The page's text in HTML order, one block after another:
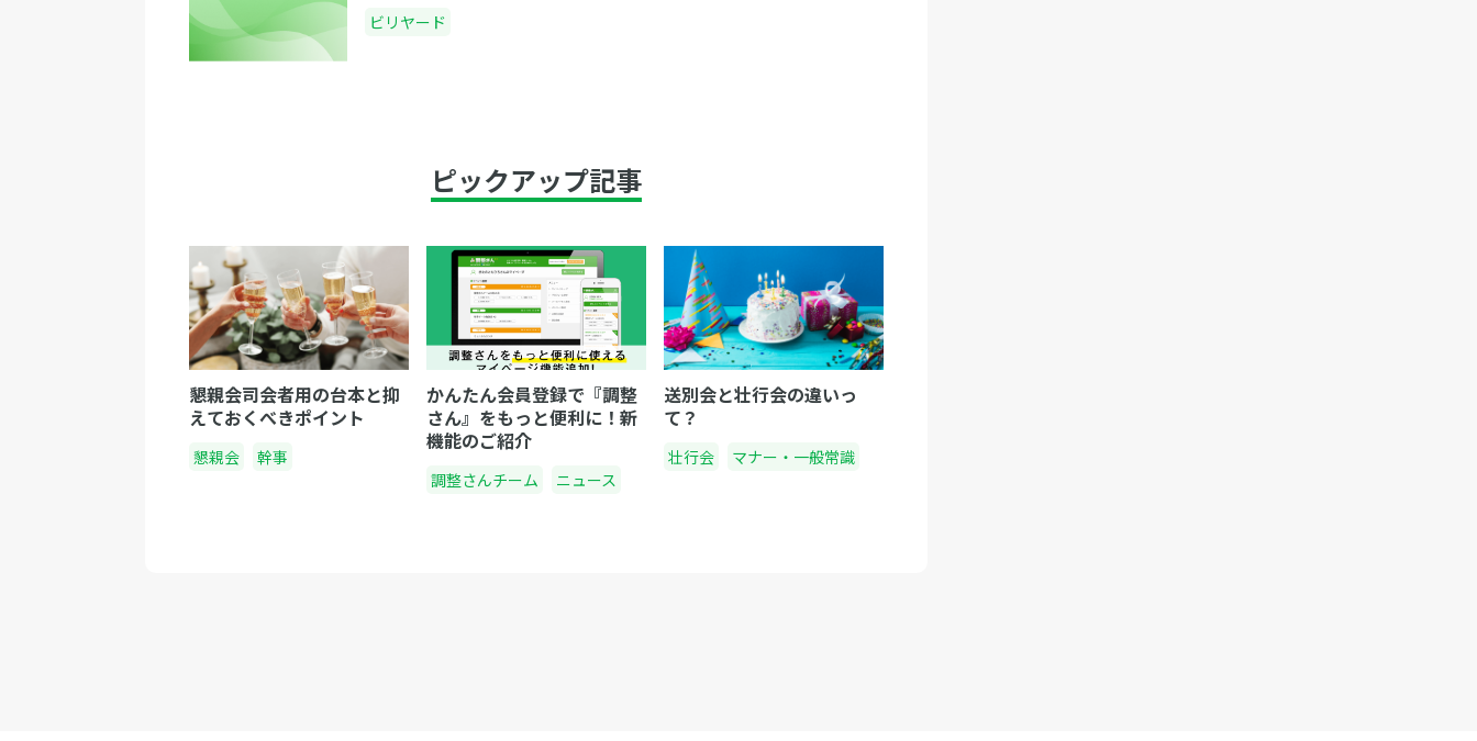
ビリヤード
ピックアップ記事
懇親会司会者用の台本と抑
えておくべきポイント
懇親会 幹事
かんたん会員登録で『調整
さん』をもっと便利に！新
機能のご紹介
調整さんチーム ニュース
送別会と壮行会の違いっ
て？
壮行会 マナー・一般常識